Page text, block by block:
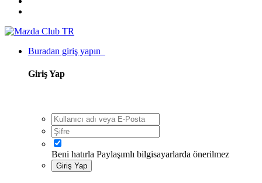
Buradan giriş yapın
Giriş Yap
Beni hatırla Paylaşımlı bilgisayarlarda önerilmez
Giriş Yap